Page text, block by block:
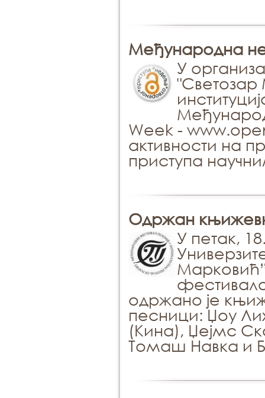
Међународна
У
"Светозар
Week -
активности на
приступа
Одржан
У пeтaк,
oдржaнo je
пeсници: Џoу
(Кинa), Џejмс
Toмaш Нaвкa и